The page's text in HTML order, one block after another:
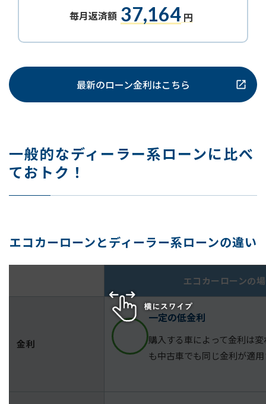
毎月返済額 37,164 円
最新のローン金利はこちら
一般的なディーラー系ローンに比べ
ておトク！
エコカーローンとディーラー系ローンの違い
エコカーローンの
金利
一定の低金利
購入する車によって金利は
も中古車でも同じ金利が適